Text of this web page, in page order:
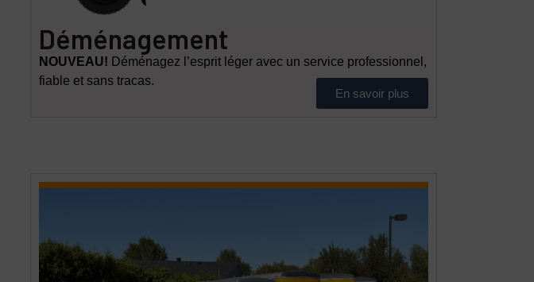
Déménagement
NOUVEAU! Déménagez l’esprit léger avec un service professionnel,
fiable et sans tracas.
En savoir plus